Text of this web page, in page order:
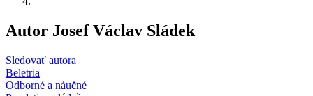
Autor Josef Václav Sládek
Sledovať autora
Beletria
Odborné a náučné